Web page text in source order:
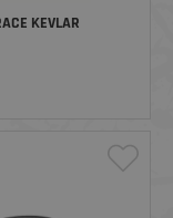
KEVLAR